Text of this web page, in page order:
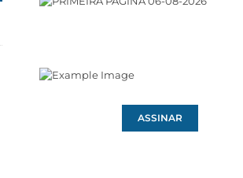
ASSINAR